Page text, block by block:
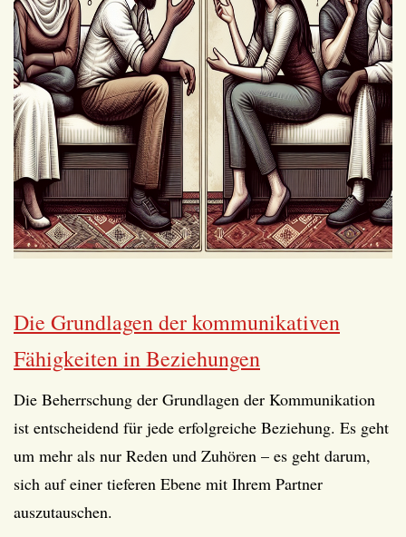
Die Grundlagen der kommunikativen
Fähigkeiten in Beziehungen
Die Beherrschung der Grundlagen der Kommunikation
ist entscheidend für jede erfolgreiche Beziehung. Es geht
um mehr als nur Reden und Zuhören – es geht darum,
sich auf einer tieferen Ebene mit Ihrem Partner
auszutauschen.